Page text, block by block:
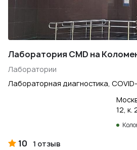
Лаборатория CMD на
Лаборатории
Лабораторная диагностика,
12, к.
10 1 отзыв